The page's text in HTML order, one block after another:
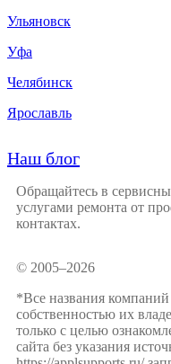
Ульяновск
Уфа
Челябинск
Ярославль
Наш блог
Обращайтесь в
услугами ремонта от
контактах.
© 2005–2026
*Все названия
собственностью их
только с целью
сайта без указания